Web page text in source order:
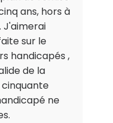
ans, hors à
J'aimerai
sur le
handicapés ,
de la
ne